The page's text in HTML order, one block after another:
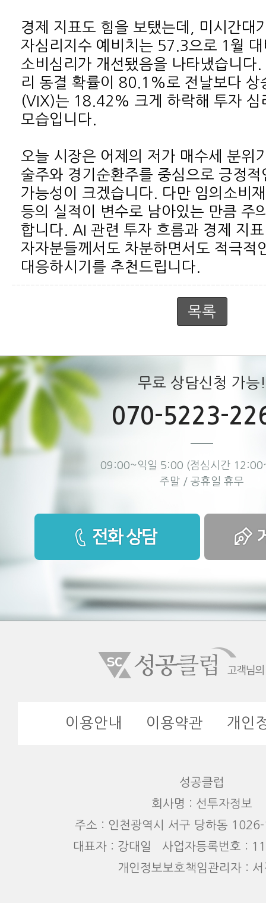
모습입니다.
대응하시기를 추천드립니다.
목록
무료 상담신청 가능!
070-5223-
09:00~익일 5:00 (점심시간
주말 / 공휴일 휴무
이용안내 이용약관 개인
성공클럽
회사명 : 선투자정보
주소 : 인천광역시 서구 당하동
대표자 : 강대일 사업자등록번호 :
개인정보보호책임관리자 : 서